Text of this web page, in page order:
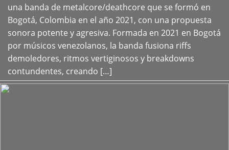
una banda de metalcore/deathcore que se formó en
Bogotá, Colombia en el año 2021, con una propuesta
sonora potente y agresiva. Formada en 2021 en Bogotá
por músicos venezolanos, la banda fusiona riffs
demoledores, ritmos vertiginosos y breakdowns
contundentes, creando […]
+